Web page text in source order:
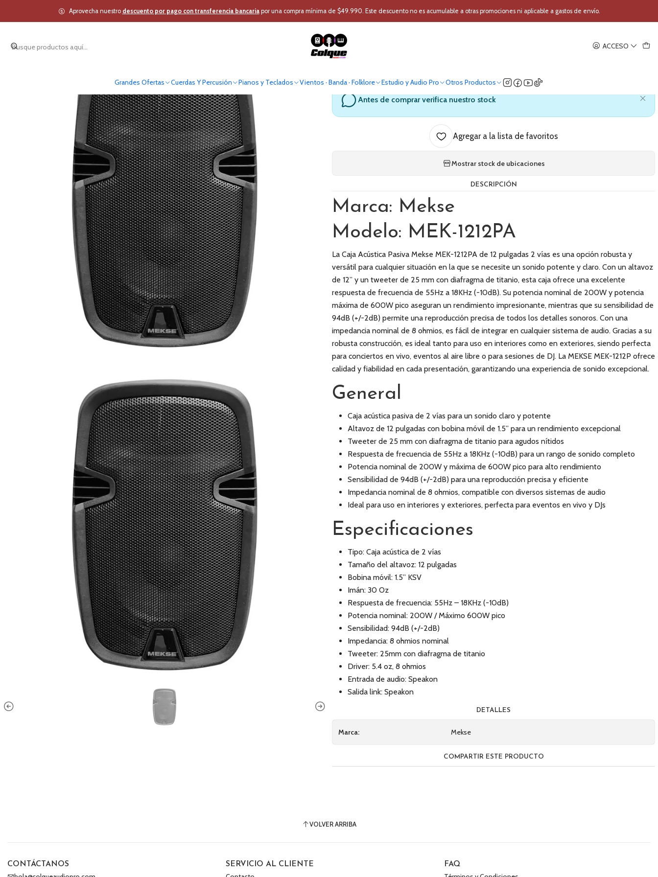
ACCESO
Grandes Ofertas Cuerdas Y Percusión Pianos y Teclados Vientos · Banda · Folklore Estudio y Audio Pro Otros Productos
Aprovecha nuestro descuento por pago con transferencia bancariapor una compra mínima de $49.990. Este descuento no es acumulable a otras promociones ni aplicable a gastos de envío.
Inicio Estudio y Audio Pro Audio Profesional Caja Acústica Caja Pasiva Caja Pasiva de 12 pulgadas Mekse MEK-1212PA
Caja Pasiva de 12 pulgadas Mekse MEK-
Antes de comprar verifica nuestro stock
Agregar a la lista de favoritos
Mostrar stock de ubicaciones
DESCRIPCIÓN
Marca: Mekse
Modelo: MEK-1212PA
La Caja Acústica Pasiva Mekse MEK-1212PA de 12 pulgadas 2 vías es una opción robusta y
versátil para cualquier situación en la que se necesite un sonido potente y claro. Con un altavoz
de 12” y un tweeter de 25 mm con diafragma de titanio, esta caja ofrece una excelente
respuesta de frecuencia de 55Hz a 18KHz (-10dB). Su potencia nominal de 200W y potencia
máxima de 600W pico aseguran un rendimiento impresionante, mientras que su sensibilidad de
94dB (+/-2dB) permite una reproducción precisa de todos los detalles sonoros. Con una
impedancia nominal de 8 ohmios, es fácil de integrar en cualquier sistema de audio. Gracias a su
robusta construcción, es ideal tanto para uso en interiores como en exteriores, siendo perfecta
para conciertos en vivo, eventos al aire libre o para sesiones de DJ. La MEKSE MEK-1212P ofrece
calidad y fiabilidad en cada presentación, garantizando una experiencia de sonido excepcional.
General
Caja acústica pasiva de 2 vías para un sonido claro y potente
Altavoz de 12 pulgadas con bobina móvil de 1.5” para un rendimiento excepcional
Tweeter de 25 mm con diafragma de titanio para agudos nítidos
Respuesta de frecuencia de 55Hz a 18KHz (-10dB) para un rango de sonido completo
Potencia nominal de 200W y máxima de 600W pico para alto rendimiento
Sensibilidad de 94dB (+/-2dB) para una reproducción precisa y eficiente
Impedancia nominal de 8 ohmios, compatible con diversos sistemas de audio
Ideal para uso en interiores y exteriores, perfecta para eventos en vivo y DJs
Especificaciones
Tipo: Caja acústica de 2 vías
Tamaño del altavoz: 12 pulgadas
Bobina móvil: 1.5” KSV
Imán: 30 Oz
Respuesta de frecuencia: 55Hz – 18KHz (-10dB)
Potencia nominal: 200W / Máximo 600W pico
Sensibilidad: 94dB (+/-2dB)
Impedancia: 8 ohmios nominal
Tweeter: 25mm con diafragma de titanio
Driver: 5.4 oz, 8 ohmios
Entrada de audio: Speakon
Salida link: Speakon
DETALLES
Marca: Mekse
COMPARTIR ESTE PRODUCTO
VOLVER ARRIBA
CONTÁCTANOS SERVICIO AL CLIENTE FAQ